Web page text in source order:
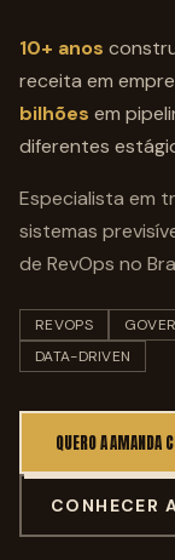
10+ anos
receita em
bilhões em
diferentes
Especialista em
sistemas
de RevOps no
REVOPS
DATA-DRIVEN
QUERO A AMANDA
CONHECER